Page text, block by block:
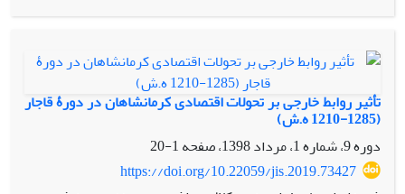
فرهنگ غربی در این ایالت رواج یابد. ساختار جدید شهری و
معماری، زمینه های گسترش بیشتر تشیع، معرفی آثار باستانی در
سطح جهانی و... از دیگر پیامدهای فرهنگی این روابط بود. این
پژوهش، به استناد سفرنامه ها، خاطرات، وسایر منابع به روش
تحلیلی – توصیفی و کتابخانه ای انجام شده است. هدف از این
پژوهش بررسی تحولات فرهنگی ایالت کرمانشاهان در پیوند با
روابط خارجی در یکی از مهم ترین ادوار تاریخ ایران می باشد. یافته
تأثیر روابط خارجی بر تحولات اقتصادی کرمانشاهان در دورۀ قاجار
(1285-1210 ه.ش)
دوره 9، شماره 1، مرداد 1398، صفحه
1-20
https://doi.org/10.22059/jis.2019.73427